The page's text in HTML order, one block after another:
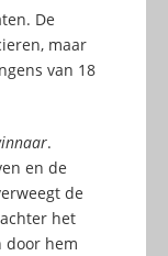
De
maar
van 18
.
en de
de
het
door hem